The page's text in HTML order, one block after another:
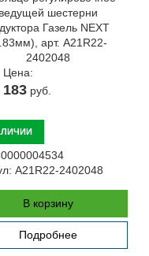
Цена:
183 руб.
A21R22-2402048
В корзину
Подробнее